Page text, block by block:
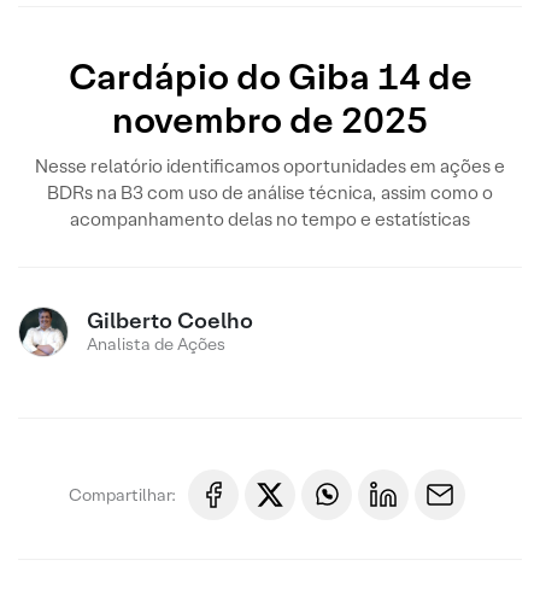
Cardápio do Giba 14 de
novembro de 2025
Nesse relatório identificamos oportunidades em ações e
BDRs na B3 com uso de análise técnica, assim como o
acompanhamento delas no tempo e estatísticas
Gilberto Coelho
Analista de Ações
Compartilhar: